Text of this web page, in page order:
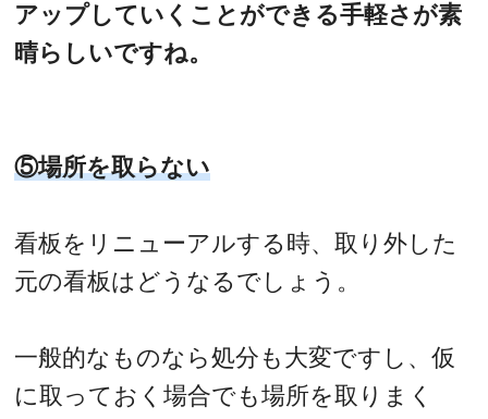
アップしていくことができる手軽さが素
晴らしいですね。
⑤場所を取らない
看板をリニューアルする時、取り外した
元の看板はどうなるでしょう。
一般的なものなら処分も大変ですし、仮
に取っておく場合でも場所を取りまく